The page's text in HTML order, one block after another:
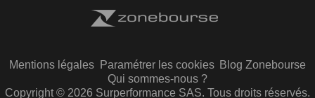
Mentions légales Paramétrer les cookies Blog Zonebourse
Qui sommes-nous ?
Copyright © 2026 Surperformance SAS. Tous droits réservés.